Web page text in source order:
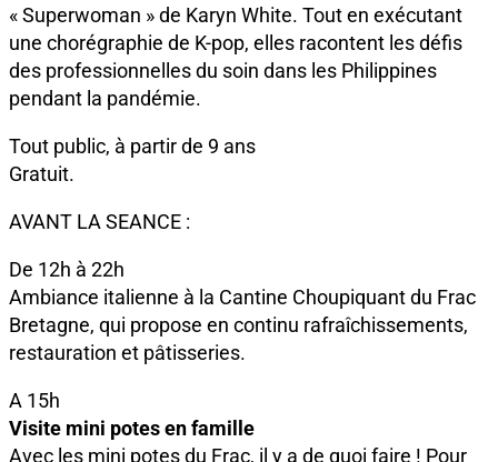
« Superwoman » de Karyn White. Tout en exécutant
une chorégraphie de K-pop, elles racontent les défis
des professionnelles du soin dans les Philippines
pendant la pandémie.
Tout public, à partir de 9 ans
Gratuit.
AVANT LA SEANCE :
De 12h à 22h
Ambiance italienne à la Cantine Choupiquant du Frac
Bretagne, qui propose en continu rafraîchissements,
restauration et pâtisseries.
A 15h
Visite mini potes en famille
Avec les mini potes du Frac, il y a de quoi faire ! Pour